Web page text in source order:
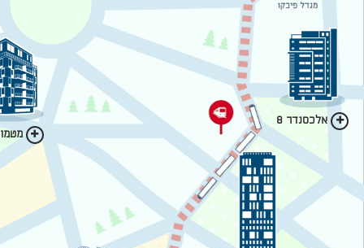
אלכסנדר 8